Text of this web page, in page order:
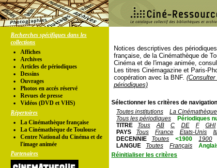
Recherches spécifiques dans les
collections
Affiches
Archives
Articles de périodiques
Dessins
Ouvrages
Photos en accés réservé
Revues de presse
Vidéos (DVD et VHS)
Répertoires
La Cinémathèque française
La Cinémathèque de Toulouse
Centre National du Cinéma et de
l'image animée
Partenaires
Notices descriptives des
française, de la Cinémathèque de
Cinéma et de l'image animée,
Les titres Cinémagazine et Paris-
coopération avec la BNF.
périodiques)
Sélectionner les critères de
Toutes institutions
La
Tous les périodiques
Périodiques
TITRE
Tous AB C DE F
GHI
PAYS
Tous France Etats-Unis
DECENNIE
Toutes <1900
1900
LANGUE
Toutes Français
Réinitialiser les critères